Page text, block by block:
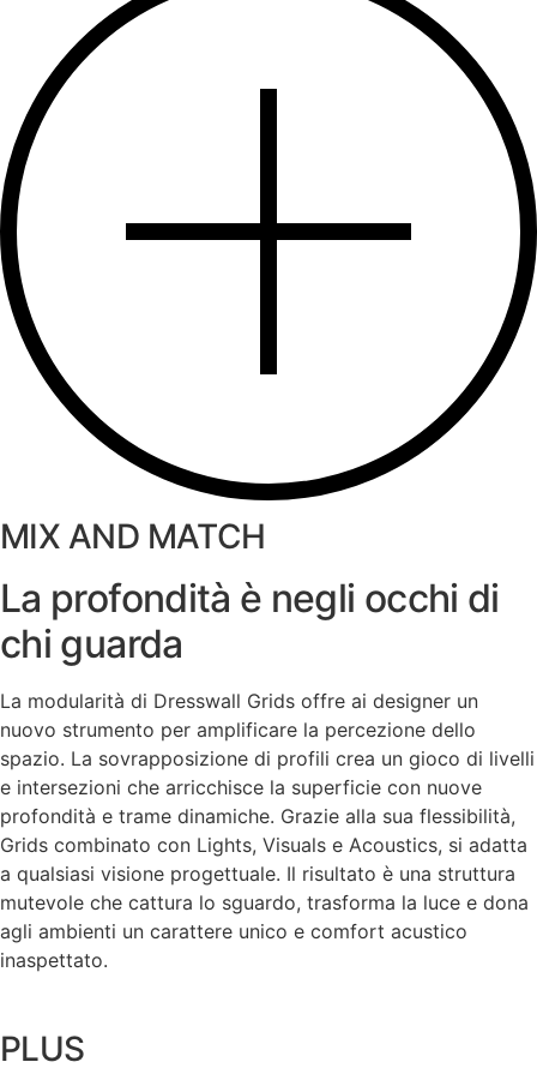
MIX AND MATCH
La profondità è negli occhi di
chi guarda
La modularità di Dresswall Grids offre ai designer un
nuovo strumento per amplificare la percezione dello
spazio. La sovrapposizione di profili crea un gioco di livelli
e intersezioni che arricchisce la superficie con nuove
profondità e trame dinamiche. Grazie alla sua flessibilità,
Grids combinato con Lights, Visuals e Acoustics, si adatta
a qualsiasi visione progettuale. Il risultato è una struttura
mutevole che cattura lo sguardo, trasforma la luce e dona
agli ambienti un carattere unico e comfort acustico
inaspettato.
PLUS